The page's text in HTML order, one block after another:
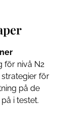
för nivå N2
strategier för
på de
i testet.